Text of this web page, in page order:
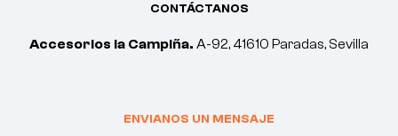
CONTÁCTANOS
Accesorios la Campiña. A-92, 41610 Paradas, Sevilla
ENVIANOS UN MENSAJE